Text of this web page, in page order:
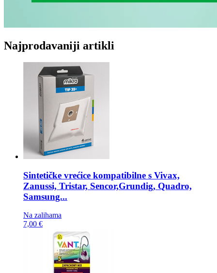
Najprodavaniji artikli
Sintetičke vrećice kompatibilne s Vivax,
Zanussi, Tristar, Sencor,Grundig, Quadro,
Samsung...
Na zalihama
7,00 €